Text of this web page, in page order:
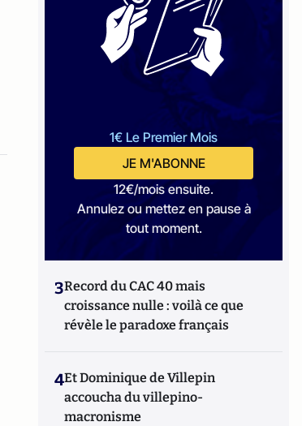
1€ Le Premier Mois
JE M'ABONNE
12€/mois ensuite.
Annulez ou mettez en pause à
tout moment.
3Record du CAC 40 mais
croissance nulle : voilà ce que
révèle le paradoxe français
4Et Dominique de Villepin
accoucha du villepino-
macronisme